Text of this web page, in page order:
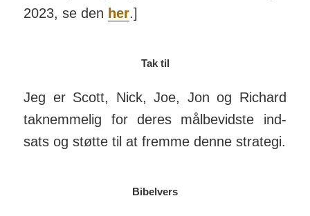
2023, se den her.]
Tak til
Jeg er Scott, Nick, Joe, Jon og Richard
tak­nem­melig for deres mål­be­vidste ind­
sats og støtte til at fremme denne strategi.
Bibelvers